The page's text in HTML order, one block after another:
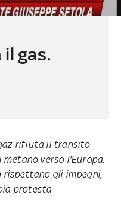
gas.
rifiuta il transito
verso l'Europa.
rispettano gli impegni,
protesta